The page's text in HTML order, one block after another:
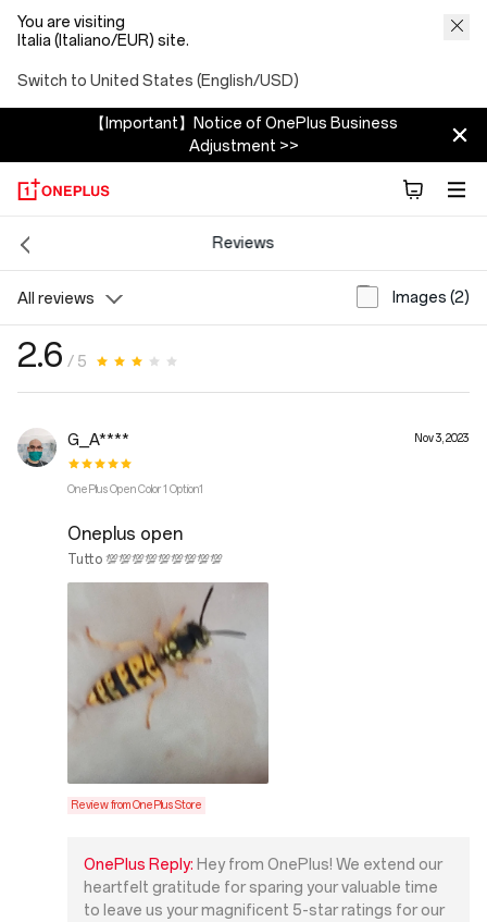
You are visiting
Italia (Italiano/EUR) site.
Switch to United States (English/USD)
【Important】Notice of OnePlus Business
Adjustment >>
All reviews Images (2)
Reviews
2.6 / 5
G_A**** Nov 3, 2023
OnePlus Open Color 1 Option1
Oneplus open
Tutto 💯💯💯💯💯💯💯💯💯
Review from OnePlus Store
OnePlus Reply: Hey from OnePlus! We extend our
heartfelt gratitude for sparing your valuable time
to leave us your magnificent 5-star ratings for our